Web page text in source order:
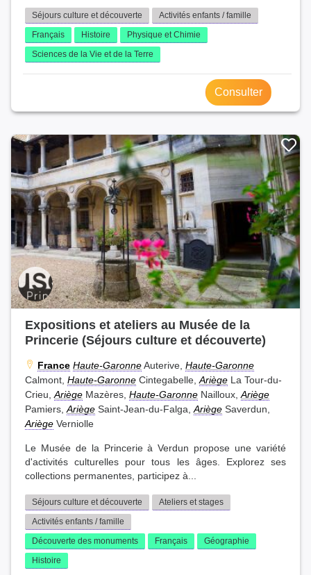
Séjours culture et découverte
Activités enfants / famille
Français
Histoire
Physique et Chimie
Sciences de la Vie et de la Terre
Consulter
Expositions et ateliers au Musée de la
Princerie (Séjours culture et découverte)
France Haute-GaronneAuterive, Haute-Garonne
Calmont, Haute-Garonne Cintegabelle, Ariège La Tour-du-
Crieu, Ariège Mazères, Haute-Garonne Nailloux, Ariège
Pamiers, Ariège Saint-Jean-du-Falga, Ariège Saverdun,
Ariège Verniolle
Le Musée de la Princerie à Verdun propose une variété
d'activités culturelles pour tous les âges. Explorez ses
collections permanentes, participez à...
Séjours culture et découverte
Ateliers et stages
Activités enfants / famille
Découverte des monuments
Français
Géographie
Histoire